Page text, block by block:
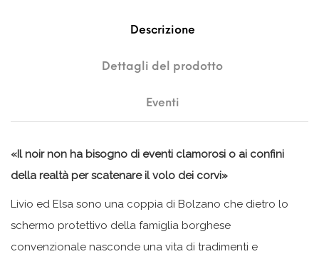
Descrizione
Dettagli del prodotto
Eventi
«Il noir non ha bisogno di eventi clamorosi o ai confini
della realtà per scatenare il volo dei corvi»
Livio ed Elsa sono una coppia di Bolzano che dietro lo
schermo protettivo della famiglia borghese
convenzionale nasconde una vita di tradimenti e